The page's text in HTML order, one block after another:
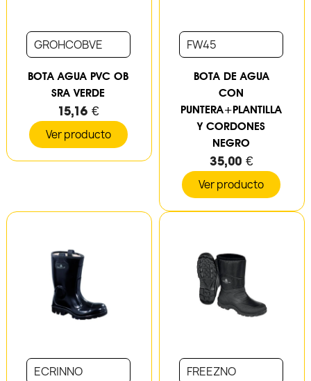
GROHCOBVE
BOTA AGUA PVC OB
SRA VERDE
15,16 €
Ver producto
FW45
BOTA DE AGUA
CON
PUNTERA+PLANTILLA
Y CORDONES
NEGRO
35,00 €
Ver producto
ECRINNO FREEZNO